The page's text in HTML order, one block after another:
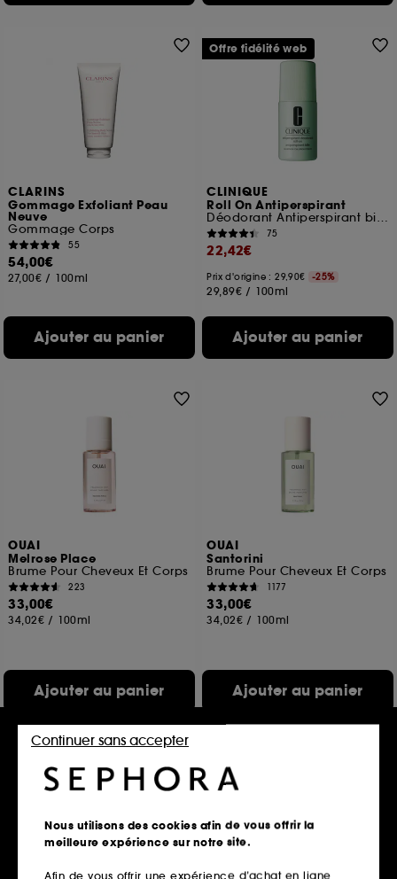
CLARINS
Gommage Exfoliant Peau
Neuve
Gommage Corps
55
54,00€
27,00€ / 100ml
Ajouter au panier
CLINIQUE
Roll On Antiperspirant
Déodorant Antiperspirant bille
75
22,42€
Prix d'origine : 29,90€ -25%
29,89€ / 100ml
Ajouter au panier
Offre fidélité web
OUAI
Melrose Place
Brume Pour Cheveux Et Corps
223
33,00€
34,02€ / 100ml
Ajouter au panier
OUAI
Santorini
Brume Pour Cheveux Et Corps
1177
33,00€
34,02€ / 100ml
Ajouter au panier
Nous utilisons des cookies afin de vous offrir la
meilleure expérience sur notre site.
Afin de vous offrir une expérience d’achat en ligne
Continuer sans accepter